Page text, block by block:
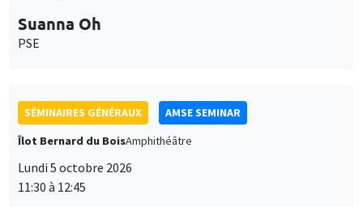
Suanna Oh
PSE
SÉMINAIRES GÉNÉRAUX
AMSE SEMINAR
Îlot Bernard du BoisAmphithéâtre
Lundi 5 octobre 2026
11:30 à 12:45